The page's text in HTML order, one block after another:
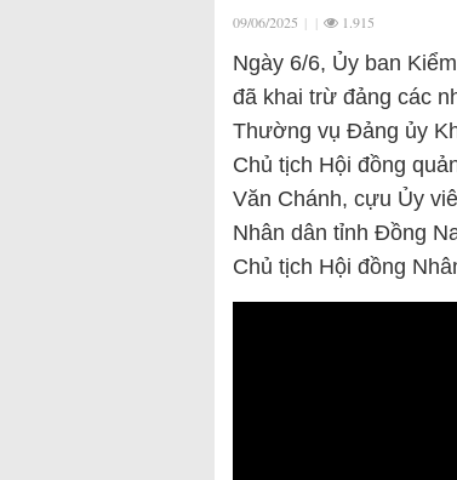
09/06/2025 | | 1.915
Ngày 6/6, Ủy ban
đã khai trừ đảng các
Thường vụ Đảng ủy
Chủ tịch Hội đồng
Văn Chánh, cựu Ủy
Nhân dân tỉnh Đồng
Chủ tịch Hội đồng